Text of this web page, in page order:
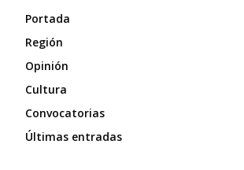
Portada
Región
Opinión
Cultura
Convocatorias
Últimas entradas